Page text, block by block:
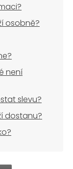
osobně?
není
slevu?
dostanu?